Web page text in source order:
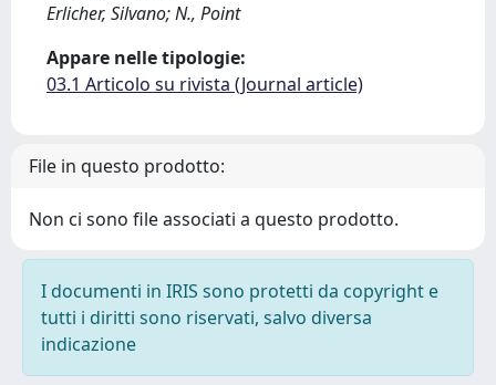
Erlicher, Silvano; N., Point
Appare nelle tipologie:
03.1 Articolo su rivista (Journal article)
File in questo prodotto:
Non ci sono file associati a questo prodotto.
I documenti in IRIS sono protetti da copyright e
tutti i diritti sono riservati, salvo diversa
indicazione